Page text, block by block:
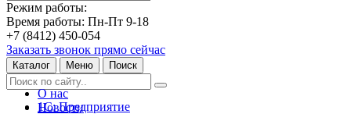
Режим работы:
Время работы: Пн-Пт 9-18
+7 (8412) 450-054
Заказать звонок прямо сейчас
Каталог Меню Поиск
О нас
Новости
1С: Предприятие